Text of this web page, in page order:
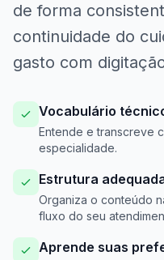
de forma
continuidade do
gasto com
Vocabulário
Entende e transcreve
especialidade.
Estrutura
Organiza o conteúdo
fluxo do seu
Aprende suas